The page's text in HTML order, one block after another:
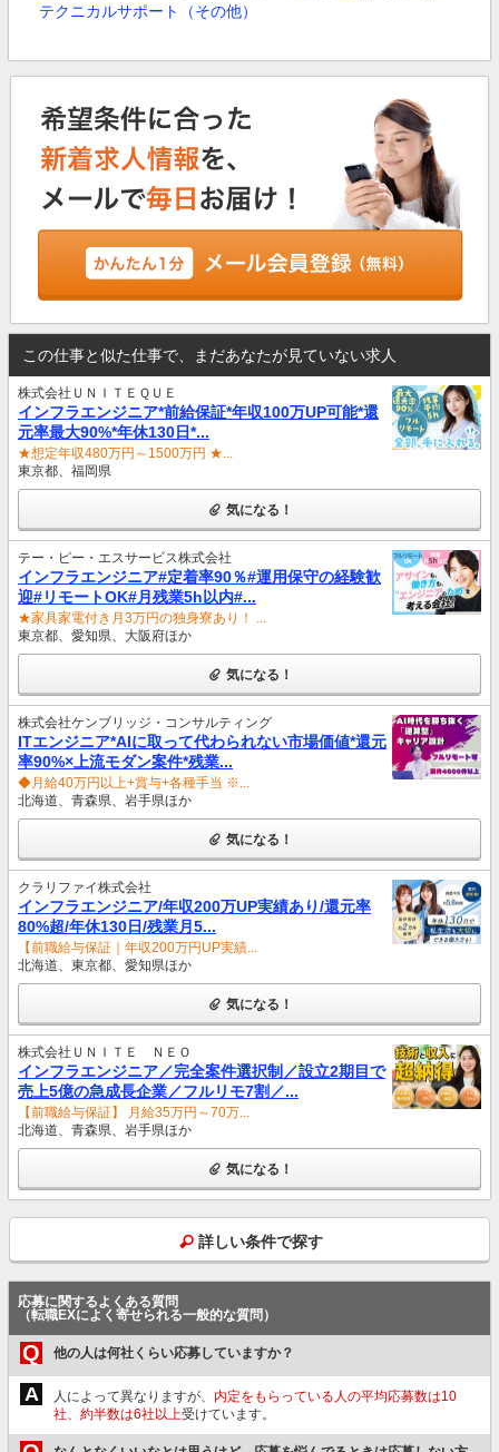
テクニカルサポート（その他）
この仕事と似た仕事で、まだあなたが見ていない求人
株式会社ＵＮＩＴＥＱＵＥ
インフラエンジニア*前給保証*年収100万UP可能*還
元率最大90%*年休130日*...
★想定年収480万円～1500万円 ★...
東京都、福岡県
気になる！
テー・ピー・エスサービス株式会社
インフラエンジニア#定着率90％#運用保守の経験歓
迎#リモートOK#月残業5h以内#...
★家具家電付き月3万円の独身寮あり！ ...
東京都、愛知県、大阪府ほか
気になる！
株式会社ケンブリッジ・コンサルティング
ITエンジニア*AIに取って代わられない市場価値*還元
率90%×上流モダン案件*残業...
◆月給40万円以上+賞与+各種手当 ※...
北海道、青森県、岩手県ほか
気になる！
クラリファイ株式会社
インフラエンジニア/年収200万UP実績あり/還元率
80%超/年休130日/残業月5...
【前職給与保証｜年収200万円UP実績...
北海道、東京都、愛知県ほか
気になる！
株式会社ＵＮＩＴＥ ＮＥＯ
インフラエンジニア／完全案件選択制／設立2期目で
売上5億の急成長企業／フルリモ7割／...
【前職給与保証】 月給35万円～70万...
北海道、青森県、岩手県ほか
気になる！
詳しい条件で探す
応募に関するよくある質問
（転職EXによく寄せられる一般的な質問）
Q 他の人は何社くらい応募していますか？
A 人によって異なりますが、 内定をもらっている人の平均応募数は10
社、約半数は6社以上受けています。